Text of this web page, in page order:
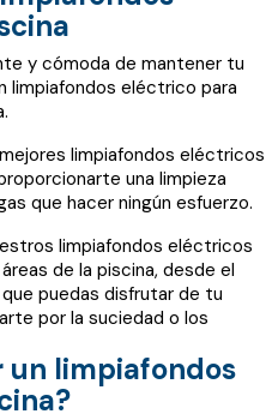
y cómoda de mantener tu
limpiafondos eléctrico para
limpiafondos eléctricos
una limpieza
que hacer ningún esfuerzo.
limpiafondos eléctricos
de la piscina, desde el
puedas disfrutar de tu
por la suciedad o los
un limpiafondos